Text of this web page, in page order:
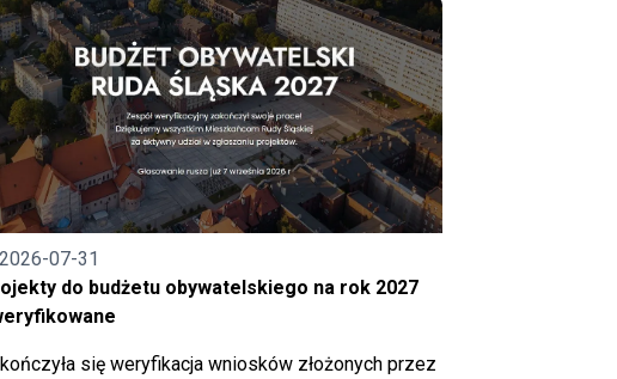
07-31
do budżetu obywatelskiego na rok 2027
się weryfikacja wniosków złożonych przez